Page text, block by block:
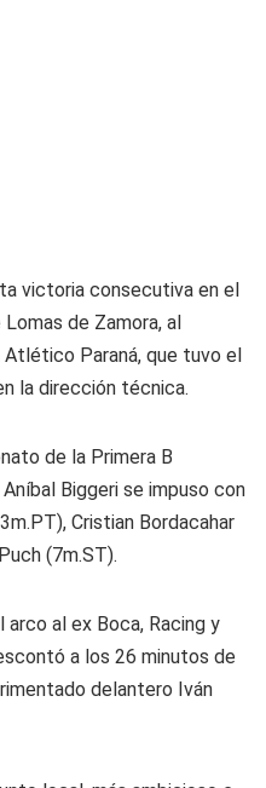
victoria consecutiva en el
de Zamora, al
Paraná, que tuvo el
la dirección técnica.
de la Primera B
Biggeri se impuso con
Cristian Bordacahar
(7m.ST).
al ex Boca, Racing y
a los 26 minutos de
delantero Iván